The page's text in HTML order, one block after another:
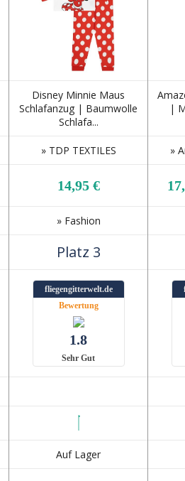
Disney Minnie Maus
Schlafanzug | Baumwolle
Schlafa...
|
» TDP TEXTILES »
14,95 €
» Fashion
Platz 3
fliegengitterwelt.de
Bewertung
1.8
Sehr Gut
Auf Lager